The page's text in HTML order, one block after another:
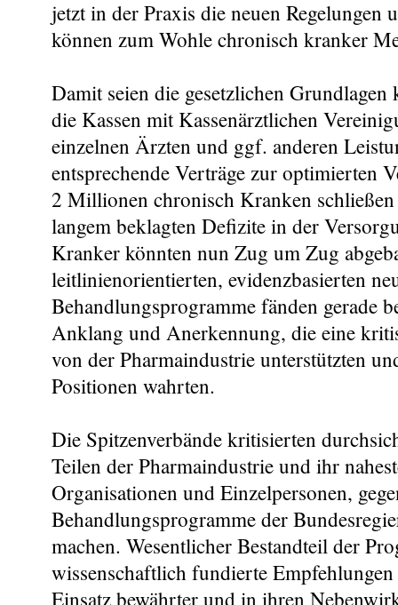
jetzt in der Praxis die neuen Regelungen
können zum Wohle chronisch kranker
Damit seien die gesetzlichen
die Kassen mit Kassenärztlichen
einzelnen Ärzten und ggf. anderen
entsprechende Verträge zur optimierten
2 Millionen chronisch Kranken
langem beklagten Defizite in der
Kranker könnten nun Zug um Zug
leitlinienorientierten, evidenzbasierten
Behandlungsprogramme fänden gerade
Anklang und Anerkennung, die eine
von der Pharmaindustrie unterstützten
Positionen wahrten.
Die Spitzenverbände kritisierten
Teilen der Pharmaindustrie und ihr
Organisationen und Einzelpersonen,
Behandlungsprogramme der
machen. Wesentlicher Bestandteil der
wissenschaftlich fundierte
Einsatz bewährter und in ihren